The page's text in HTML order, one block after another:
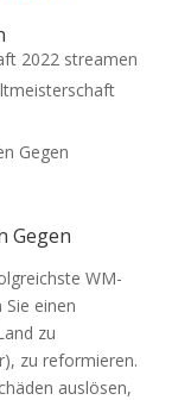
2022 streamen
Gegen
Gegen
WM-
einen
zu
zu reformieren.
auslösen,